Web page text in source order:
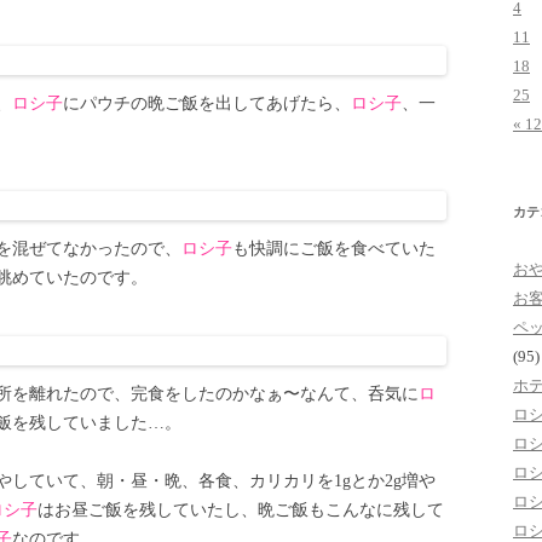
ロシ子にパウチの晩ご飯を出してあげたら、 ロシ子 、一
混ぜてなかったので、 ロシ子も快調にご飯を食べていた
ていたのです。
を離れたので、完食をしたのかなぁ〜なんて、呑気に ロ
を残していました…。
していて、朝・昼・晩、各食、カリカリを1gとか2g増や
シ子はお昼ご飯を残していたし、晩ご飯もこんなに残して
4
11
18
25
«
カ
お
お
ペ
(95)
ホ
ロ
ロ
ロ
ロ
ロ